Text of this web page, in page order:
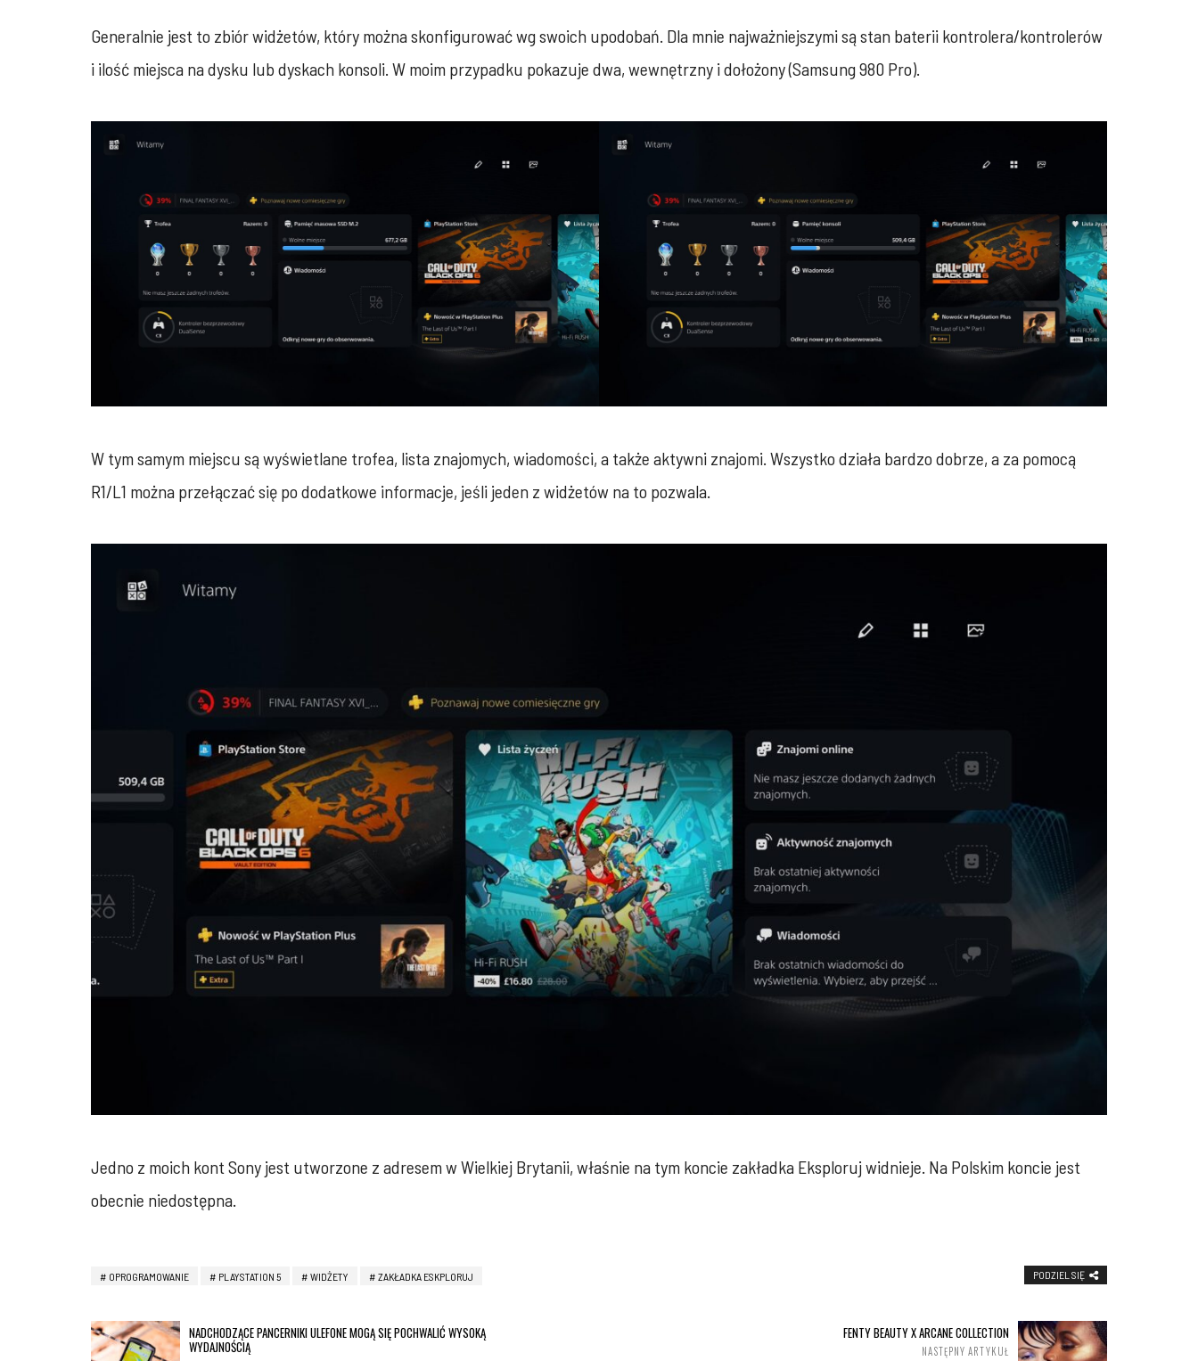
Generalnie jest to zbiór widżetów, który można skonfigurować wg swoich upodobań. Dla mnie najważniejszymi są stan baterii kontrolera/kontrolerów
i ilość miejsca na dysku lub dyskach konsoli. W moim przypadku pokazuje dwa, wewnętrzny i dołożony (Samsung 980 Pro).
W tym samym miejscu są wyświetlane trofea, lista znajomych, wiadomości, a także aktywni znajomi. Wszystko działa bardzo dobrze, a za pomocą
R1/L1 można przełączać się po dodatkowe informacje, jeśli jeden z widżetów na to pozwala.
Jedno z moich kont Sony jest utworzone z adresem w Wielkiej Brytanii, właśnie na tym koncie zakładka Eksploruj widnieje. Na Polskim koncie jest
obecnie niedostępna.
OPROGRAMOWANIE PLAYSTATION 5 WIDŻETY ZAKŁADKA ESKPLORUJ PODZIEL SIĘ
NADCHODZĄCE PANCERNIKI ULEFONE MOGĄ SIĘ POCHWALIĆ WYSOKĄ
WYDAJNOŚCIĄ
FENTY BEAUTY X ARCANE COLLECTION
NASTĘPNY ARTYKUŁ